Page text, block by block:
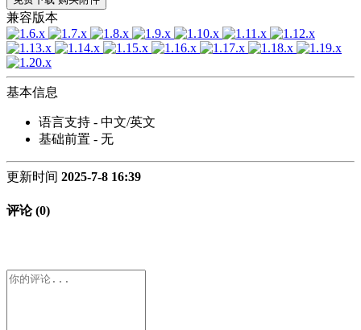
兼容版本
基本信息
语言支持 - 中文/英文
基础前置 - 无
更新时间 2025-7-8 16:39
评论 (0)